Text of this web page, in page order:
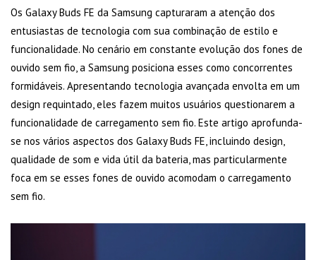
Os Galaxy Buds FE da Samsung capturaram a atenção dos
entusiastas de tecnologia com sua combinação de estilo e
funcionalidade. No cenário em constante evolução dos fones de
ouvido sem fio, a Samsung posiciona esses como concorrentes
formidáveis. Apresentando tecnologia avançada envolta em um
design requintado, eles fazem muitos usuários questionarem a
funcionalidade de carregamento sem fio. Este artigo aprofunda-
se nos vários aspectos dos Galaxy Buds FE, incluindo design,
qualidade de som e vida útil da bateria, mas particularmente
foca em se esses fones de ouvido acomodam o carregamento
sem fio.